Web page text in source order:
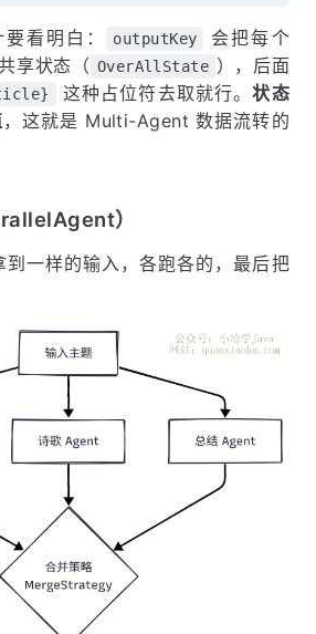
看明白： outputKey
会把每个
享状态（ OverAllState ），后面
这种占位符去取就行。状态
，这就是 Multi-Agent 数据流转的
）
一样的输入，各跑各的，最后把